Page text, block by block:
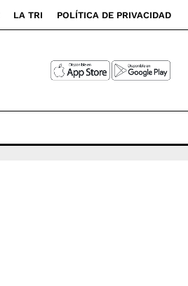
LA TRI POLÍTICA DE PRIVACIDAD